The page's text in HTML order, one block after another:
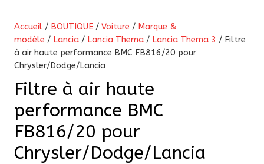
Accueil / BOUTIQUE / Voiture / Marque &
modèle / Lancia / Lancia Thema / Lancia Thema 3 / Filtre
à air haute performance BMC FB816/20 pour
Chrysler/Dodge/Lancia
Filtre à air haute
performance BMC
FB816/20 pour
Chrysler/Dodge/Lancia